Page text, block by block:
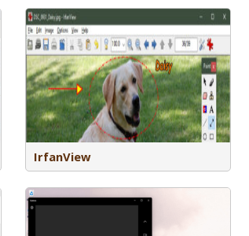
IrfanView
Inkscape is een vector graphics editor,
wat inhoudt dat je er afbeeldingen mee
kan creëren en bewerken. Linkview is
een slideshow programma, en is
onderdeel van Inkscape.